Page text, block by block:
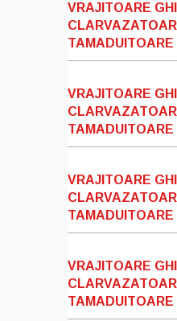
VRAJITOARE
VRAJITOARE
VRAJITOARE
TAMADUITOARE
VRAJITOARE